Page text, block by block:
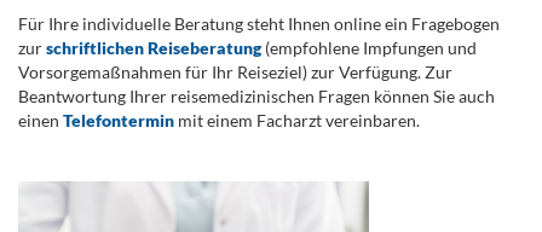
Für Ihre individuelle Beratung steht Ihnen online ein Fragebogen
zurschriftlichen Reiseberatung(empfohlene Impfungen und
Vorsorgemaßnahmen für Ihr Reiseziel) zur Verfügung. Zur
Beantwortung Ihrer reisemedizinischen Fragen können Sie auch
einen Telefontermin mit einem Facharzt vereinbaren.